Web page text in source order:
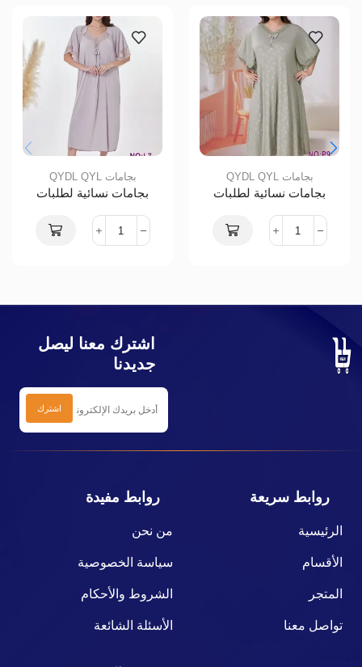
بجامات QYDL QYL
بجامات نسائية لطلبات
بجامات QYDL QYL
بجامات نسائية لطلبات
اشترك معنا ليصل
جديدنا
روابط سريعة
الرئيسية
الأقسام
المتجر
تواصل معنا
روابط مفيدة
من نحن
سياسة الخصوصية
الشروط والأحكام
الأسئلة الشائعة